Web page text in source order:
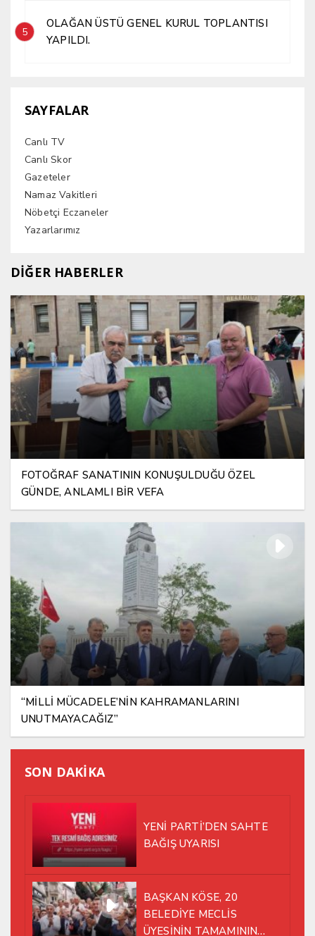
5
OLAĞAN ÜSTÜ GENEL KURUL TOPLANTISI
YAPILDI.
SAYFALAR
Canlı TV
Canlı Skor
Gazeteler
Namaz Vakitleri
Nöbetçi Eczaneler
Yazarlarımız
DİĞER HABERLER
FOTOĞRAF SANATININ KONUŞULDUĞU ÖZEL
GÜNDE, ANLAMLI BİR VEFA
“MİLLİ MÜCADELE’NİN KAHRAMANLARINI
UNUTMAYACAĞIZ”
SON DAKİKA
YENİ PARTİ’DEN SAHTE
BAĞIŞ UYARISI
BAŞKAN KÖSE, 20
BELEDİYE MECLİS
ÜYESİNİN TAMAMININ